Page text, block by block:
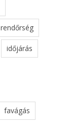
rendőrség
időjárás
favágás